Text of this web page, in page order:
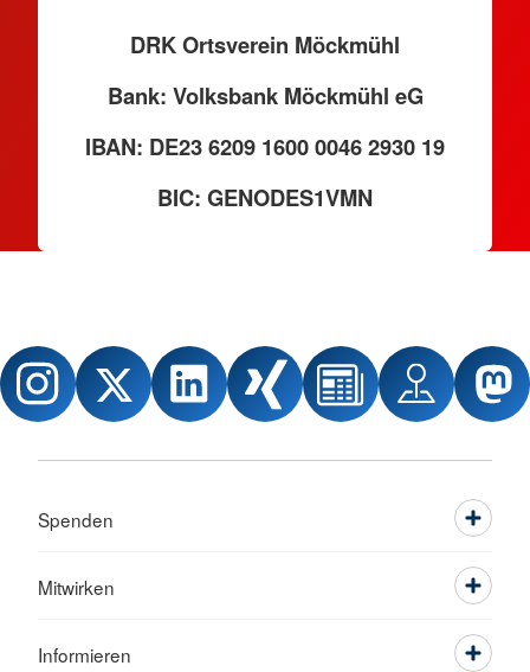
DRK Ortsverein Möckmühl
Bank: Volksbank Möckmühl eG
IBAN: DE23 6209 1600 0046 2930 19
BIC: GENODES1VMN
Spenden
Mitwirken
Informieren